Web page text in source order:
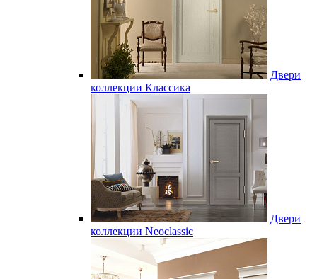
Двери
коллекции Классика
Двери
коллекции Neoclassic